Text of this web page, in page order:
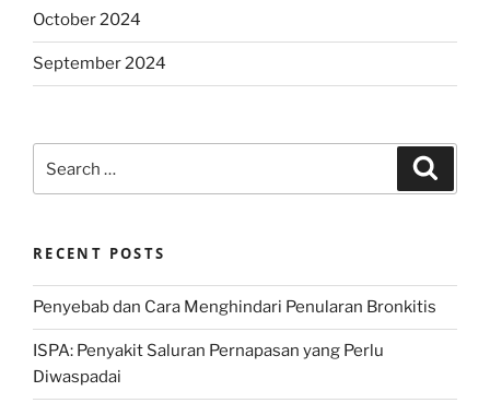
October 2024
September 2024
for:
RECENT POSTS
Penyebab dan Cara Menghindari Penularan Bronkitis
ISPA: Penyakit Saluran Pernapasan yang Perlu
Diwaspadai